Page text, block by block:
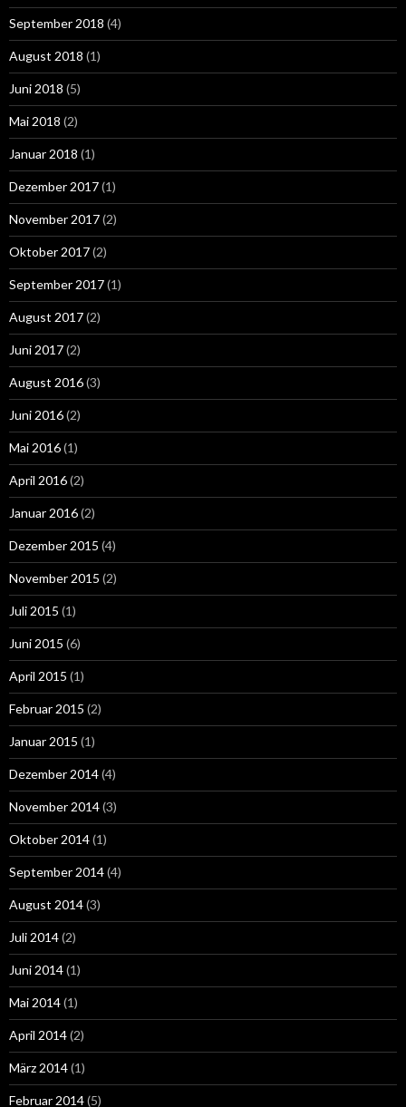
September 2018 (4)
August 2018 (1)
Juni 2018 (5)
Mai 2018 (2)
Januar 2018 (1)
Dezember 2017(1)
November 2017(2)
Oktober 2017(2)
September 2017(1)
August 2017(2)
Juni 2017(2)
August 2016(3)
Juni 2016(2)
Mai 2016(1)
April 2016(2)
Januar 2016(2)
Dezember 2015 (4)
November 2015 (2)
Juli 2015 (1)
Juni 2015 (6)
April 2015 (1)
Februar 2015 (2)
Januar 2015 (1)
Dezember 2014(4)
November 2014(3)
Oktober 2014(1)
September 2014(4)
August 2014(3)
Juli 2014(2)
Juni 2014(1)
Mai 2014(1)
April 2014(2)
März 2014(1)
Februar 2014(5)